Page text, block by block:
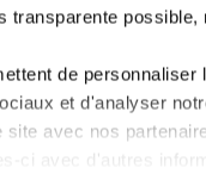
transparente
de
et d'analyser
site avec nos
ci avec d'autres